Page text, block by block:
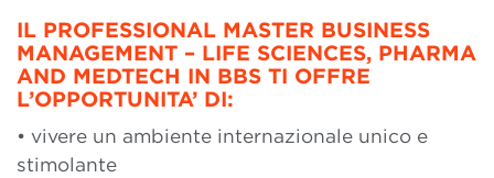
IL PROFESSIONAL MASTER BUSINESS
MANAGEMENT – LIFE SCIENCES, PHARMA
AND MEDTECH IN BBS TI OFFRE
L’OPPORTUNITA’ DI:
• vivere un ambiente internazionale unico e
stimolante